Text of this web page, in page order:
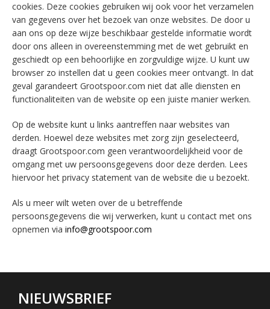
cookies. Deze cookies gebruiken wij ook voor het verzamelen
van gegevens over het bezoek van onze websites. De door u
aan ons op deze wijze beschikbaar gestelde informatie wordt
door ons alleen in overeenstemming met de wet gebruikt en
geschiedt op een behoorlijke en zorgvuldige wijze. U kunt uw
browser zo instellen dat u geen cookies meer ontvangt. In dat
geval garandeert Grootspoor.com niet dat alle diensten en
functionaliteiten van de website op een juiste manier werken.
Op de website kunt u links aantreffen naar websites van
derden. Hoewel deze websites met zorg zijn geselecteerd,
draagt Grootspoor.com geen verantwoordelijkheid voor de
omgang met uw persoonsgegevens door deze derden. Lees
hiervoor het privacy statement van de website die u bezoekt.
Als u meer wilt weten over de u betreffende
persoonsgegevens die wij verwerken, kunt u contact met ons
opnemen via info@grootspoor.com
NIEUWSBRIEF